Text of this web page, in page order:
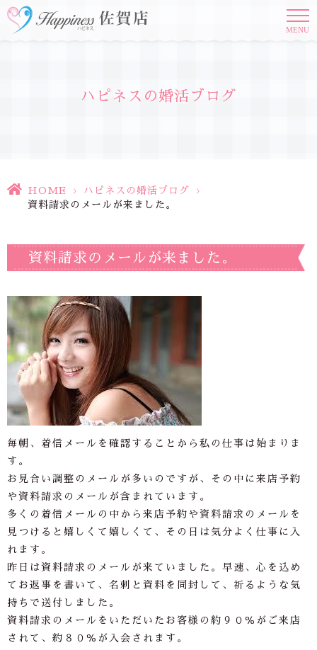
MENU
ハピネスの婚活ブログ
HOME > ハピネスの婚活ブログ
>
資料請求のメールが来ました。
資料請求のメールが来ました。
毎朝、着信メールを確認することから私の仕事は始まりま
す。
お見合い調整のメールが多いのですが、その中に来店予約
や資料請求のメールが含まれています。
多くの着信メールの中から来店予約や資料請求のメールを
見つけると嬉しくて嬉しくて、その日は気分よく仕事に入
れます。
昨日は資料請求のメールが来ていました。早速、心を込め
てお返事を書いて、名刺と資料を同封して、祈るような気
持ちで送付しました。
資料請求のメールをいただいたお客様の約９０％がご来店
されて、約８０％が入会されます。